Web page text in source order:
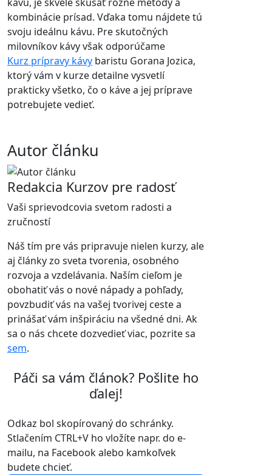
kombinácie prísad. Vďaka tomu nájdete tú
svoju ideálnu kávu. Pre skutočných
milovníkov kávy však odporúčame
Kurz prípravy kávy baristu Gorana Jozica,
ktorý vám v kurze detailne vysvetlí
prakticky všetko, čo o káve a jej príprave
potrebujete vedieť.
Autor článku
Redakcia Kurzov pre radosť
Vaši sprievodcovia svetom radosti a
zručností
Náš tím pre vás pripravuje nielen kurzy, ale
aj články zo sveta tvorenia, osobného
rozvoja a vzdelávania. Naším cieľom je
obohatiť vás o nové nápady a pohľady,
povzbudiť vás na vašej tvorivej ceste a
prinášať vám inšpiráciu na všedné dni. Ak
sa o nás chcete dozvedieť viac, pozrite sa
sem.
Páči sa vám článok? Pošlite ho
ďalej!
Odkaz bol skopírovaný do schránky.
Stlačením CTRL+V ho vložíte napr. do e-
mailu, na Facebook alebo kamkoľvek
budete chcieť.